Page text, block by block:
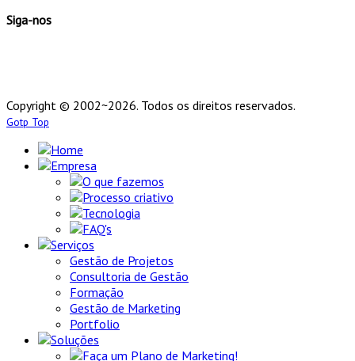
Siga-nos
Copyright © 2002~2026. Todos os direitos reservados.
Gotp Top
Home
Empresa
O que fazemos
Processo criativo
Tecnologia
FAQ's
Serviços
Gestão de Projetos
Consultoria de Gestão
Formação
Gestão de Marketing
Portfolio
Soluções
Faça um Plano de Marketing!